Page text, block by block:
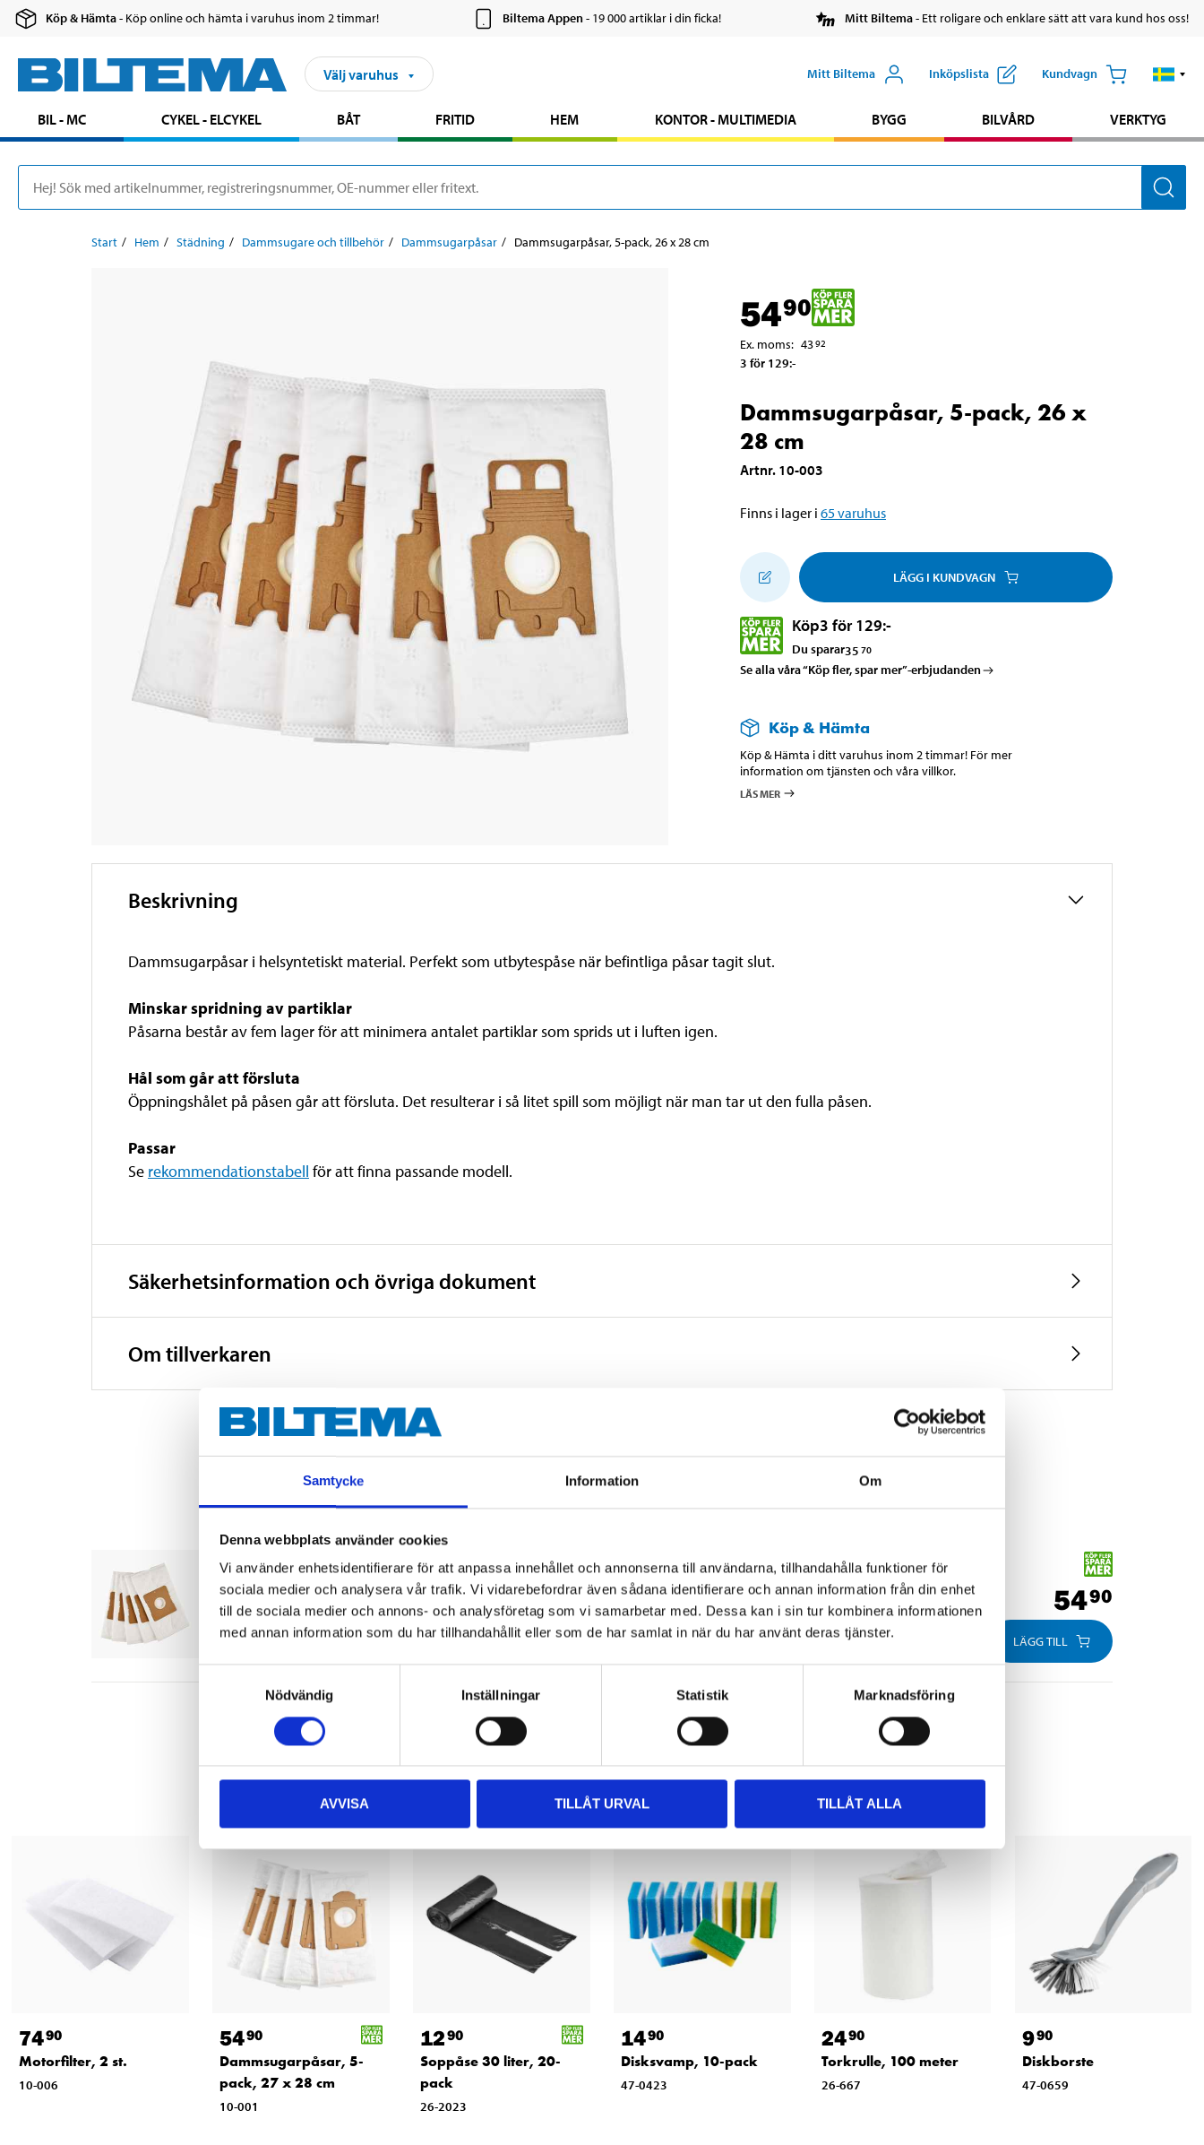
Samtycke Information Om
Denna webbplats använder cookies
Vi använder enhetsidentifierare för att anpassa innehållet och annonserna till användarna, tillhandahålla funktioner för
sociala medier och analysera vår trafik. Vi vidarebefordrar även sådana identifierare och annan information från din enhet
till de sociala medier och annons- och analysföretag som vi samarbetar med. Dessa kan i sin tur kombinera informationen
med annan information som du har tillhandahållit eller som de har samlat in när du har använt deras tjänster.
Nödvändig
Inställningar Statistik Marknadsföring
AVVISA TILLÅT URVAL TILLÅT ALLA
Köp & Hämta- Köp online och hämta i varuhus inom 2 timmar! Biltema Appen- 19 000 artiklar i din ficka! Mitt Biltema- Ett roligare och enklare sätt att vara kund hos oss!
Välj varuhus Mitt Biltema Inköpslista Kundvagn
BIL - MC CYKEL - ELCYKEL BÅT FRITID HEM KONTOR - MULTIMEDIA BYGG BILVÅRD VERKTYG
Start Hem Städning Dammsugare och tillbehör Dammsugarpåsar Dammsugarpåsar, 5-pack, 26 x 28 cm
5490
Ex. moms: 4392
3 för 129:-
Dammsugarpåsar, 5-pack, 26 x
28 cm
Artnr. 10-003
Finns i lager i 65varuhus
LÄGG I KUNDVAGN
Köp3 för 129:-
Du sparar35 70
Se alla våra “Köp fler, spar mer”-erbjudanden
Köp & Hämta
Köp & Hämta i ditt varuhus inom 2 timmar! För mer
information om tjänsten och våra villkor.
LÄS MER
Beskrivning
Dammsugarpåsar i helsyntetiskt material. Perfekt som utbytespåse när befintliga påsar tagit slut.
Minskar spridning av partiklar
Påsarna består av fem lager för att minimera antalet partiklar som sprids ut i luften igen.
Hål som går att försluta
Öppningshålet på påsen går att försluta. Det resulterar i så litet spill som möjligt när man tar ut den fulla påsen.
Passar
Se rekommendationstabell för att finna passande modell.
Säkerhetsinformation och övriga dokument
Om tillverkaren
Tillbehör
Dammsugarpåsar, 5-pack, 28,5 x 26,5 cm
11-000
Finns i lager i65varuhus 5490
LÄGG TILL
Andra kunder köpte också
7490
Motorfilter, 2 st.
10-006
5490
Dammsugarpåsar, 5-
pack, 27 x 28 cm
10-001
1290
Soppåse 30 liter, 20-
pack
26-2023
1490
Disksvamp, 10-pack
47-0423
2490
Torkrulle, 100 meter
26-667
990
Diskborste
47-0659